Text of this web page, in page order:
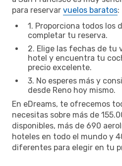
para reservar vuelos baratos:
1. Proporciona todos los
completar tu reserva.
2. Elige las fechas de tu
hotel y encuentra tu
precio excelente.
3. No esperes más y
desde Reno hoy mismo.
En eDreams, te ofrecemos
necesitas sobre más de
disponibles, más de 690
hoteles en todo el mundo y
diferentes para elegir en tu